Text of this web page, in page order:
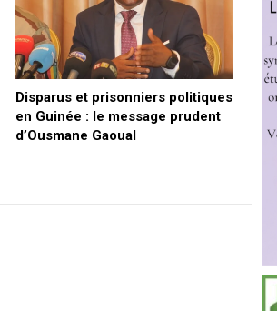
Disparus et prisonniers politiques
en Guinée : le message prudent
d’Ousmane Gaoual